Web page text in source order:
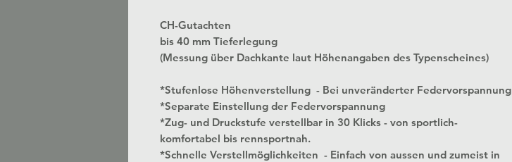
CH-Gutachten
bis 40 mm Tieferlegung
(Messung über Dachkante laut Höhenangaben des Typenscheines)
*Stufenlose Höhenverstellung - Bei unveränderter Federvorspannung
*Separate Einstellung der Federvorspannung
*Zug- und Druckstufe verstellbar in 30 Klicks - von sportlich-
komfortabel bis rennsportnah.
*Schnelle Verstellmöglichkeiten - Einfach von aussen und zumeist in